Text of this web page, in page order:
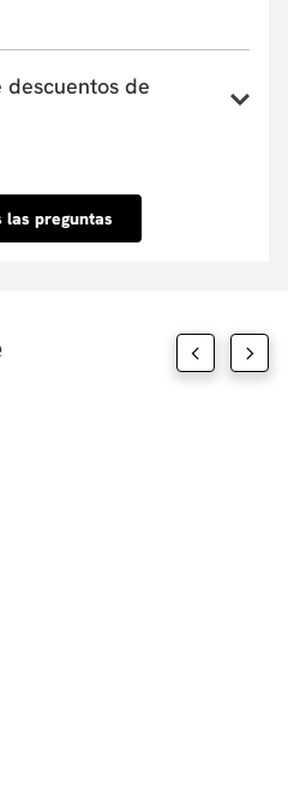
ofrecen financiación de
entidades pueden cubrir
entidades con las que
de
las preguntas